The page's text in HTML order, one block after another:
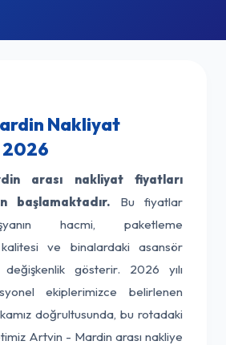
Nakliyat
2026
arası nakliyat fiyatları
başlamaktadır. Bu fiyatlar
hacmi, paketleme
ve binalardaki asansör
gösterir. 2026 yılı
ekiplerimizce belirlenen
doğrultusunda, bu rotadaki
Artvin - Mardin arası nakliye